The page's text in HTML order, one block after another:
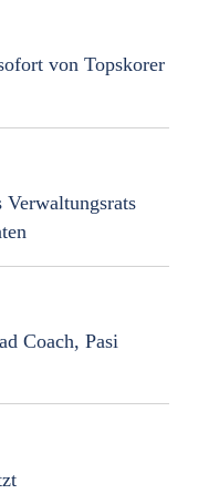
von Topskorer
Verwaltungsrats
Coach, Pasi